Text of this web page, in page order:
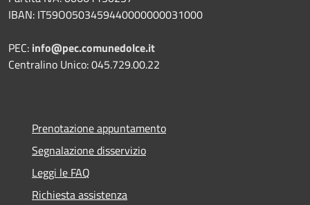
IBAN: IT59O0503459440000000031000
PEC: info@pec.comunedolce.it
Centralino Unico: 045.729.00.22
Prenotazione appuntamento
Segnalazione disservizio
Leggi le FAQ
Richiesta assistenza